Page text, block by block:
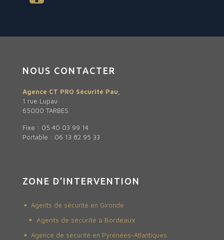
NOUS CONTACTER
Agence CT PRO Sécurité Pau,
1 rue Lupau
65000 TARBES
Fixe : 05 40 03 99 14
Portable : 06 13 82 95 33
ZONE D’INTERVENTION
Agents de sécurité en Gironde
Agents de sécurité à Bordeaux
Agence de sécurité en Pyrénées-Atlantiques